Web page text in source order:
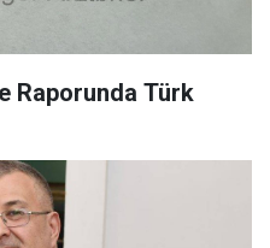
Raporunda Türk